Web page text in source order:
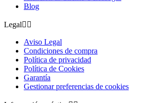
Blog
Legal 
Aviso Legal
Condiciones de compra
Política de privacidad
Política de Cookies
Garantía
Gestionar preferencias de cookies